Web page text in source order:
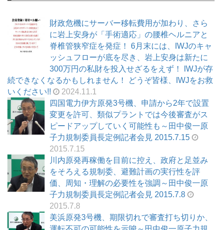
財政危機にサーバー移転費用が加わり、さら
に岩上安身が「手術適応」の腰椎ヘルニアと
脊椎管狭窄症を発症！ 6月末には、IWJのキャ
ッシュフローが底を尽き、岩上安身は新たに
300万円の私財を投入せざるをえず！ IWJが存
続できなくなるかもしれません！ どうぞ皆様、IWJをお救
いください!!
2024.11.1
四国電力伊方原発3号機、申請から2年で設置
変更を許可、類似プラントでは今後審査がス
ピードアップしていく可能性も～田中俊一原
子力規制委員長定例記者会見 2015.7.15
2015.7.15
川内原発再稼働を目前に控え、政府と足並み
をそろえる規制委、避難計画の実行性を評
価、周知・理解の必要性を強調～田中俊一原
子力規制委員長定例記者会見 2015.7.8
2015.7.8
美浜原発3号機、期限切れで審査打ち切りか、